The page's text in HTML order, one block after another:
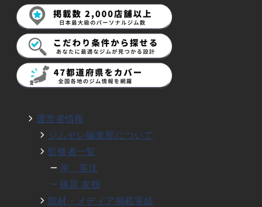
運営者情報
ジムセレ編集部について
監修者一覧
岸 英汰
篠原 友樹
取材・メディア掲載実績